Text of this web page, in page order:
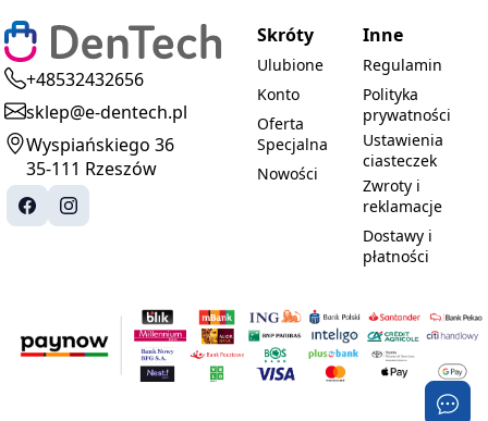
+48532432656
sklep@e-dentech.pl
Wyspiańskiego 36
35-111 Rzeszów
Skróty
Ulubione
Konto
Oferta
Specjalna
Nowości
Inne
Regulamin
Polityka
prywatności
Ustawienia
ciasteczek
Zwroty i
reklamacje
Dostawy i
płatności